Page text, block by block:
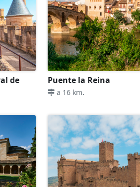
de
Puente la Reina
a 16 km.